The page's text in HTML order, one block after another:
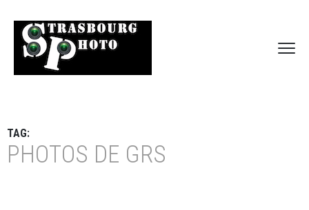
TAG:
PHOTOS DE GRS